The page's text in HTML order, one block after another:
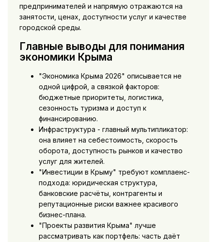
предпринимателей и напрямую отражаются на
занятости, ценах, доступности услуг и качестве
городской среды.
Главные выводы для понимания
экономики Крыма
"Экономика Крыма 2026" описывается не
одной цифрой, а связкой факторов:
бюджетные приоритеты, логистика,
сезонность туризма и доступ к
финансированию.
Инфраструктура - главный мультипликатор:
она влияет на себестоимость, скорость
оборота, доступность рынков и качество
услуг для жителей.
"Инвестиции в Крыму" требуют комплаенс-
подхода: юридическая структура,
банковские расчёты, контрагенты и
репутационные риски важнее красивого
бизнес-плана.
"Проекты развития Крыма" лучше
рассматривать как портфель: часть даёт